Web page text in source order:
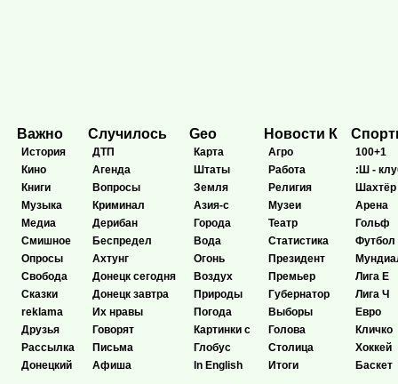
Важно
История
Кино
Книги
Музыка
Медиа
Смишное
Опросы
Свобода
Сказки
reklama
Друзья
Рассылка
Донецкий
Случилось
ДТП
Агенда
Вопросы
Криминал
Дерибан
Беспредел
Ахтунг
Донецк сегодня
Донецк завтра
Их нравы
Говорят
Письма
Афиша
Geo
Карта
Штаты
Земля
Азия-с
Города
Вода
Огонь
Воздух
Природы
Погода
Картинки с
Глобус
In English
Новости К
Агро
Работа
Религия
Музеи
Театр
Статистика
Президент
Премьер
Губернатор
Выборы
Голова
Столица
Итоги
100+1
:Ш -
Шахтёр
Арена
Гольф
Футбол
Лига Е
Лига Ч
Евро
Кличко
Хоккей
Баскет